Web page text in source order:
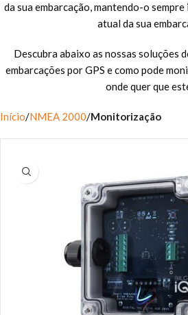
da sua embarcação, mantendo-o
atual da sua
Descubra abaixo as nossas soluções
embarcações por GPS e como pode
onde quer que
Início NMEA 2000 Monitorização